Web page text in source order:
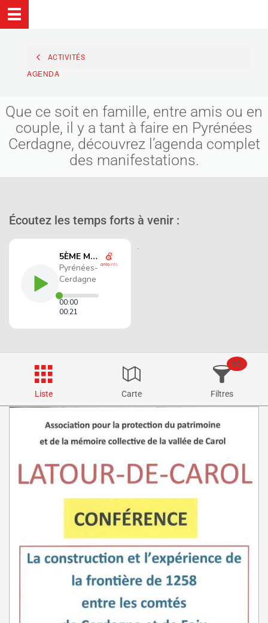
ACTIVITÉS
AGENDA
Que ce soit en famille, entre amis ou en
couple, il y a tant à faire en Pyrénées
Cerdagne, découvrez l’agenda complet
des manifestations.
Écoutez les temps forts à venir :
Liste Carte Filtres
65